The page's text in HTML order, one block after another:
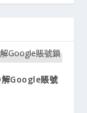
解Google賬號